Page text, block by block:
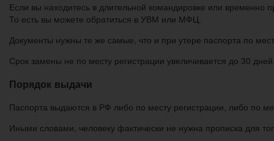
Если вы находитесь в длительной командировке или временно
То есть вы можете обратиться в УВМ или МФЦ.
Документы нужны те же самые, что и при утере паспорта по
Срок замены не по месту регистрации увеличивается до 30
Порядок выдачи
Паспорта выдаются в РФ либо по месту регистрации, либо по
Иными словами, человеку фактически не нужна прописка для